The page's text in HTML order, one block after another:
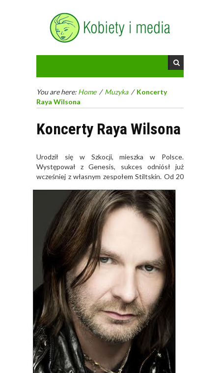
You are here: Home / Muzyka / Koncerty
Raya Wilsona
Koncerty Raya Wilsona
Urodził się w Szkocji, mieszka w Polsce.
Występował z Genesis, sukces odniósł już
wcześniej z własnym zespołem Stiltskin. Od 20